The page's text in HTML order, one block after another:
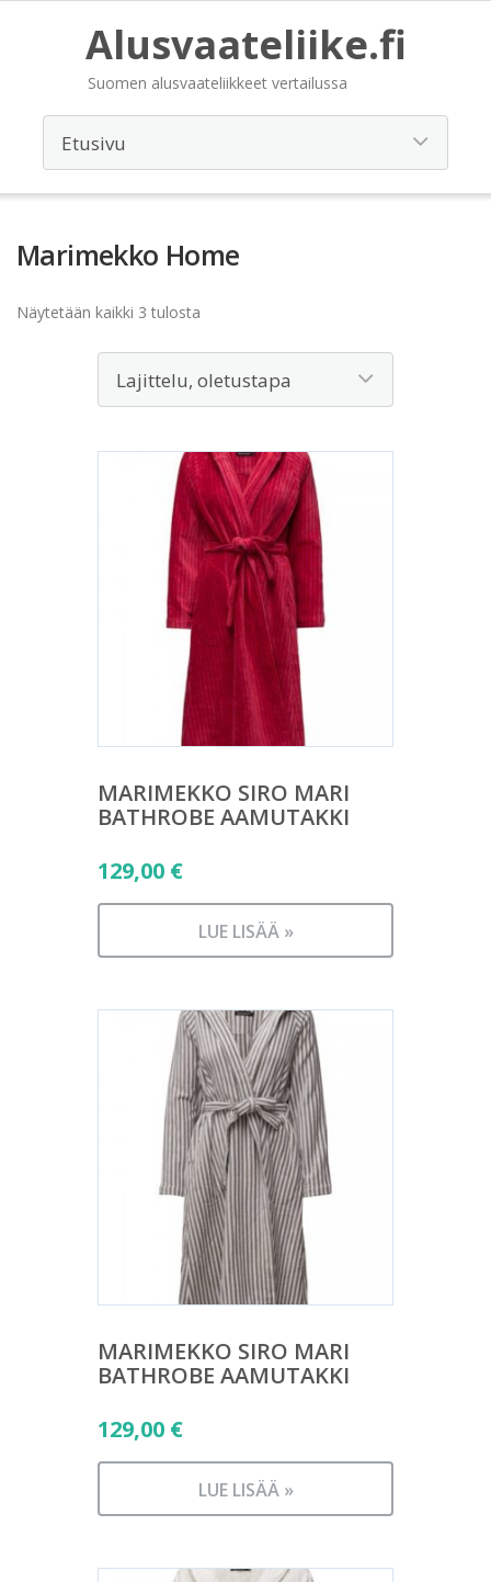
Alusvaateliike.fi
Suomen alusvaateliikkeet vertailussa
Marimekko Home
Näytetään kaikki 3 tulosta
MARIMEKKO SIRO MARI
BATHROBE AAMUTAKKI
129,00 €
LUE LISÄÄ »
MARIMEKKO SIRO MARI
BATHROBE AAMUTAKKI
129,00 €
LUE LISÄÄ »